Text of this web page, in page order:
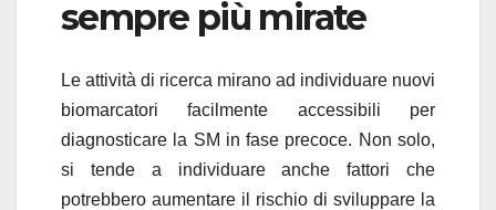
sempre più mirate
Le attività di ricerca mirano ad individuare nuovi
biomarcatori facilmente accessibili per
diagnosticare la SM in fase precoce. Non solo,
si tende a individuare anche fattori che
potrebbero aumentare il rischio di sviluppare la